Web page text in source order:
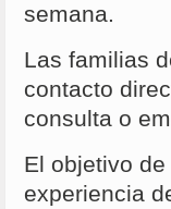
semana.
Las familias
contacto
consulta o
El objetivo
experiencia